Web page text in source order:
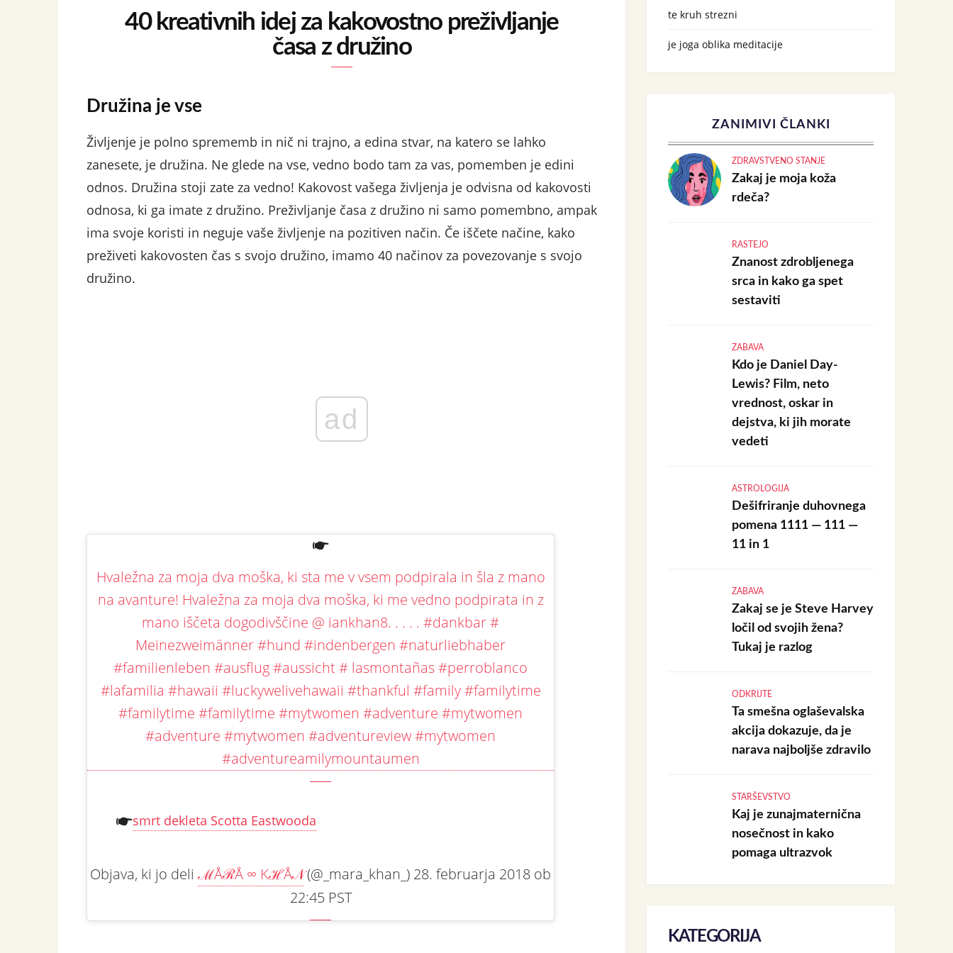
40 kreativnih idej za kakovostno preživljanje
časa z družino
Družina je vse
Življenje je polno sprememb in nič ni trajno, a edina stvar, na katero se lahko
zanesete, je družina. Ne glede na vse, vedno bodo tam za vas, pomemben je edini
odnos. Družina stoji zate za vedno! Kakovost vašega življenja je odvisna od kakovosti
odnosa, ki ga imate z družino. Preživljanje časa z družino ni samo pomembno, ampak
ima svoje koristi in neguje vaše življenje na pozitiven način. Če iščete načine, kako
preživeti kakovosten čas s svojo družino, imamo 40 načinov za povezovanje s svojo
družino.
ad
Hvaležna za moja dva moška, ​​ki sta me v vsem podpirala in šla z mano
na avanture! Hvaležna za moja dva moška, ​​ki me vedno podpirata in z
mano iščeta dogodivščine @ iankhan8. . . . . #dankbar #
Meinezweimänner #hund #indenbergen #naturliebhaber
#familienleben #ausflug #aussicht # lasmontañas #perroblanco
#lafamilia #hawaii #luckywelivehawaii #thankful #family #familytime
#familytime #familytime #mytwomen #adventure #mytwomen
#adventure #mytwomen #adventureview #mytwomen
#adventureamilymountaumen
smrt dekleta Scotta Eastwooda
Objava, ki jo deli ℳÅℛÅ ∞ KℋÅ𝒩(@_mara_khan_) 28. februarja 2018 ob
22:45 PST
te kruh strezni
je joga oblika meditacije
ZANIMIVI ČLANKI
ZDRAVSTVENO STANJE
Zakaj je moja koža
rdeča?
RASTEJO
Znanost zdrobljenega
srca in kako ga spet
sestaviti
ZABAVA
Kdo je Daniel Day-
Lewis? Film, neto
vrednost, oskar in
dejstva, ki jih morate
vedeti
ASTROLOGIJA
Dešifriranje duhovnega
pomena 1111 — 111 —
11 in 1
ZABAVA
Zakaj se je Steve Harvey
ločil od svojih žena?
Tukaj je razlog
ODKRIJTE
Ta smešna oglaševalska
akcija dokazuje, da je
narava najboljše zdravilo
STARŠEVSTVO
Kaj je zunajmaternična
nosečnost in kako
pomaga ultrazvok
KATEGORIJA